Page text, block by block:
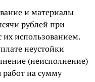
и материалы
рублей при
их использованием.
неустойки
(неисполнение)
на сумму